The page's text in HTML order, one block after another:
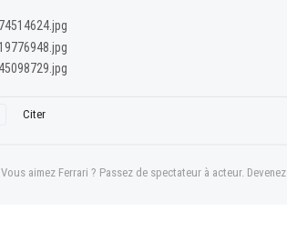
Citer
Vous aimez Ferrari ? Passez de spectateur à acteur. Devenez